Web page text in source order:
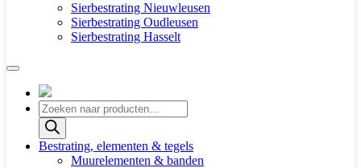
Sierbestrating Nieuwleusen
Sierbestrating Oudleusen
Sierbestrating Hasselt
Producten
zoeken
Bestrating, elementen & tegels
Muurelementen & banden